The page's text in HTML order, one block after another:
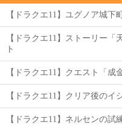
【ドラクエ11】ユグノア城下
【ドラクエ11】ストーリー
ト
【ドラクエ11】クエスト「成
【ドラクエ11】クリア後のイ
【ドラクエ11】ネルセンの